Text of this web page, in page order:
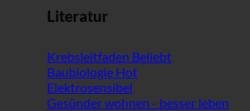
Literatur
Krebsleitfaden
Baubiologie
Elektrosensibel
Gesünder wohnen - besser leben